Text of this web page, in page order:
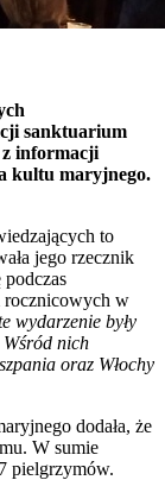
sanktuarium
informacji
kultu maryjnego.
to
jego rzecznik
rocznicowych w
wydarzenie były
nich
oraz Włochy
dodała, że
W sumie
pielgrzymów.